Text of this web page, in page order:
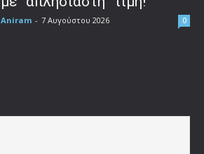
Aniram - 7 Αυγούστου 2026 0